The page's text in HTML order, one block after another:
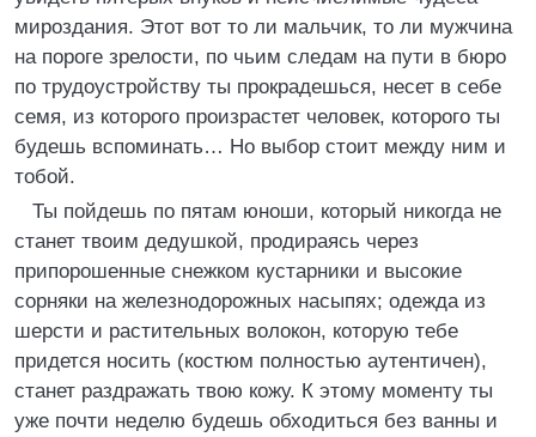
мироздания. Этот вот то ли мальчик, то ли мужчина
на пороге зрелости, по чьим следам на пути в бюро
по трудоустройству ты прокрадешься, несет в себе
семя, из которого произрастет человек, которого ты
будешь вспоминать… Но выбор стоит между ним и
тобой.
Ты пойдешь по пятам юноши, который никогда не
станет твоим дедушкой, продираясь через
припорошенные снежком кустарники и высокие
сорняки на железнодорожных насыпях; одежда из
шерсти и растительных волокон, которую тебе
придется носить (костюм полностью аутентичен),
станет раздражать твою кожу. К этому моменту ты
уже почти неделю будешь обходиться без ванны и